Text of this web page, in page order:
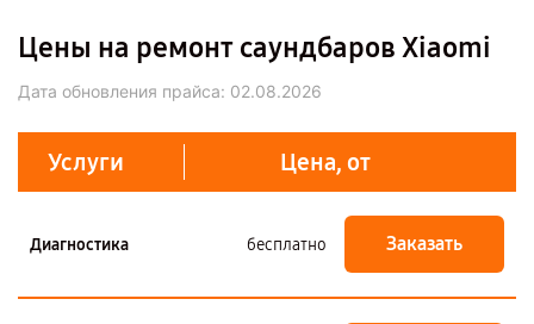
Цены на ремонт саундбаров Xiaomi
Дата обновления прайса: 02.08.2026
Услуги Цена, от
Диагностика бесплатно Заказать